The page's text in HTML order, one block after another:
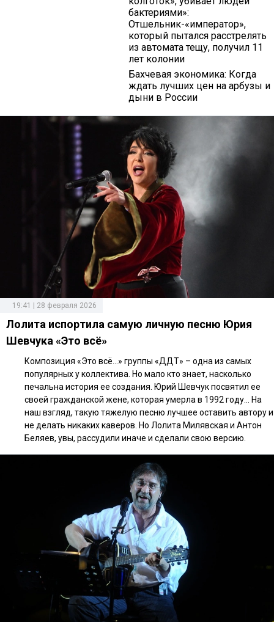
бактериями»:
Отшельник-«император»,
который пытался расстрелять
из автомата тещу, получил 11
лет колонии
Бахчевая экономика: Когда
ждать лучших цен на арбузы и
дыни в России
19:41 | 28 февраля 2026
Лолита испортила самую личную песню Юрия
Шевчука «Это всё»
Композиция «Это всё...» группы «ДДТ» – одна из самых
популярных у коллектива. Но мало кто знает, насколько
печальна история ее создания. Юрий Шевчук посвятил ее
своей гражданской жене, которая умерла в 1992 году… На
наш взгляд, такую тяжелую песню лучшее оставить автору и
не делать никаких каверов. Но Лолита Милявская и Антон
Беляев, увы, рассудили иначе и сделали свою версию.